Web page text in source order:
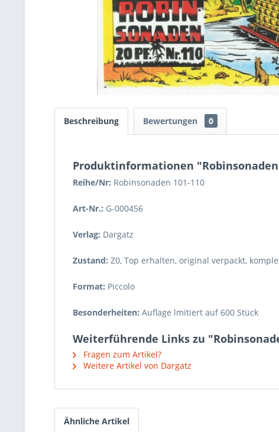
Beschreibung Bewertungen 0
Produktinformationen "Robinsonaden
Reihe/Nr: Robinsonaden 101-110
Art-Nr.: G-000456
Verlag: Dargatz
Zustand: Z0, Top erhalten, original verpackt,
Format: Piccolo
Besonderheiten: Auflage lmitiert auf 600 Stück
Weiterführende Links zu
Fragen zum Artikel?
Weitere Artikel von Dargatz
Ähnliche Artikel